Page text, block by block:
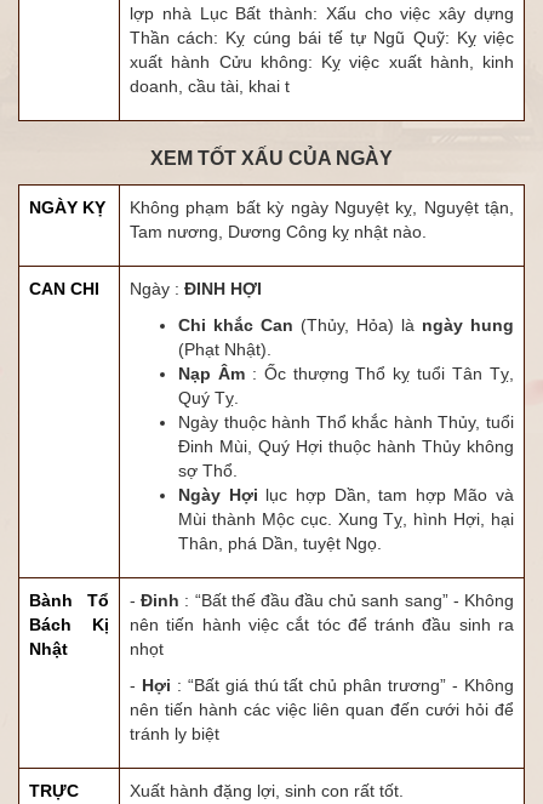
lợp nhà Lục Bất thành: Xấu cho việc xây dựng
Thần cách: Kỵ cúng bái tế tự Ngũ Quỹ: Kỵ việc
xuất hành Cửu không: Kỵ việc xuất hành, kinh
doanh, cầu tài, khai t
XEM TỐT XẤU CỦA NGÀY
NGÀY KỴ
Không phạm bất kỳ ngày Nguyệt kỵ, Nguyệt tận,
Tam nương, Dương Công kỵ nhật nào.
CAN CHI Ngày : ĐINH HỢI
Chi khắc Can (Thủy, Hỏa) là ngày hung
(Phạt Nhật).
Nạp Âm: Ốc thượng Thổ kỵ tuổi Tân Tỵ,
Quý Tỵ.
Ngày thuộc hành Thổ khắc hành Thủy, tuổi
Đinh Mùi, Quý Hợi thuộc hành Thủy không
sợ Thổ.
Ngày Hợi lục hợp Dần, tam hợp Mão và
Mùi thành Mộc cục. Xung Tỵ, hình Hợi, hại
Thân, phá Dần, tuyệt Ngọ.
Bành Tổ
Bách Kị
Nhật
-Đinh : “Bất thế đầu đầu chủ sanh sang” - Không
nên tiến hành việc cắt tóc để tránh đầu sinh ra
nhọt
- Hợi : “Bất giá thú tất chủ phân trương” - Không
nên tiến hành các việc liên quan đến cưới hỏi để
tránh ly biệt
TRỰC
Xuất hành đặng lợi, sinh con rất tốt.